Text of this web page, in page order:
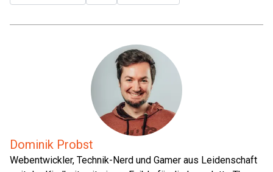
Dominik Probst
Webentwickler, Technik-Nerd und Gamer aus Leidenschaft